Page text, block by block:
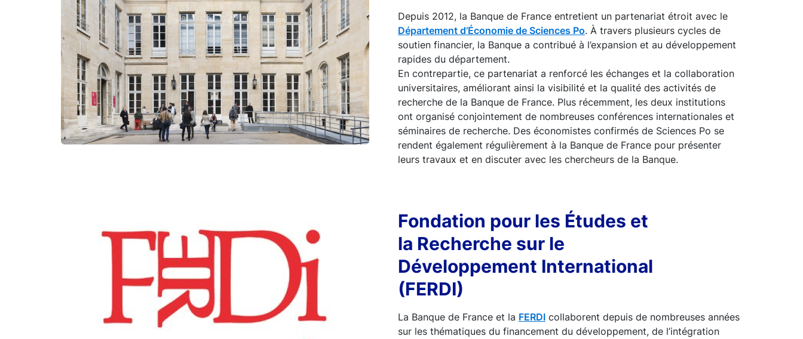
Depuis 2012, la Banque de France entretient un partenariat étroit avec le
Département d’Économie de Sciences Po. À travers plusieurs cycles de
soutien financier, la Banque a contribué à l’expansion et au développement
rapides du département.
En contrepartie, ce partenariat a renforcé les échanges et la collaboration
universitaires, améliorant ainsi la visibilité et la qualité des activités de
recherche de la Banque de France. Plus récemment, les deux institutions
ont organisé conjointement de nombreuses conférences internationales et
séminaires de recherche. Des économistes confirmés de Sciences Po se
rendent également régulièrement à la Banque de France pour présenter
leurs travaux et en discuter avec les chercheurs de la Banque.
Fondation pour les Études et
la Recherche sur le
Développement International
(FERDI)
La Banque de France et la FERDI collaborent depuis de nombreuses années
sur les thématiques du financement du développement, de l’intégration